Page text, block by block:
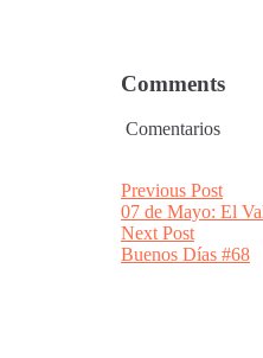
Comments
Comentarios
Post
navigation
Previous Post
post:
07 de Mayo: El
Next PostNext
post:
Buenos Días #68